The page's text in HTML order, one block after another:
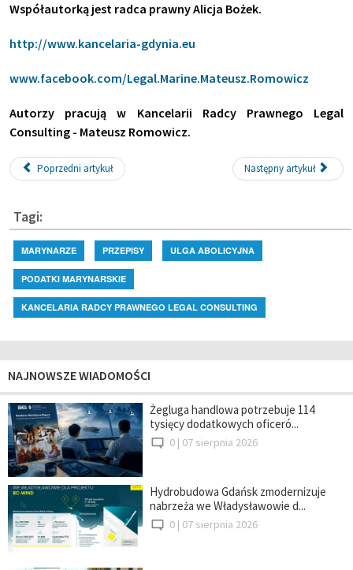
Współautorką jest radca prawny Alicja Bożek.
http://www.kancelaria-gdynia.eu
www.facebook.com/Legal.Marine.Mateusz.Romowicz
Autorzy pracują w Kancelarii Radcy Prawnego Legal
Consulting - Mateusz Romowicz.
Poprzedni artykuł Następny artykuł
Tagi:
MARYNARZE PRZEPISY ULGA ABOLICYJNA
PODATKI MARYNARSKIE
KANCELARIA RADCY PRAWNEGO LEGAL CONSULTING
NAJNOWSZE WIADOMOŚCI
Żegluga handlowa potrzebuje 114
tysięcy dodatkowych oficeró...
0 | 07 sierpnia 2026
Hydrobudowa Gdańsk zmodernizuje
nabrzeża we Władysławowie d...
0 | 07 sierpnia 2026